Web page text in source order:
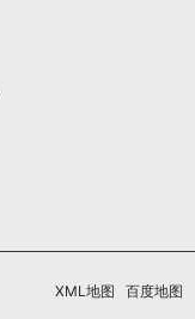
XML地图 百度地图